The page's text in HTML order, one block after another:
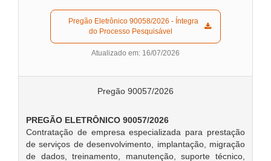
do Processo Pesquisável
Atualizado em: 16/07/2026
Pregão 90057/2026
PREGÃO ELETRÔNICO 90057/2026
Contratação de empresa especializada para prestação
de serviços de desenvolvimento, implantação, migração
de dados, treinamento, manutenção, suporte técnico,